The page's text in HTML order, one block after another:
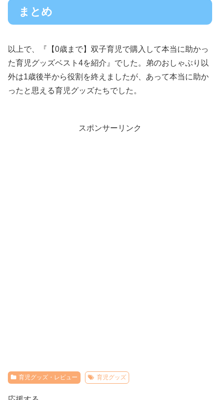
まとめ
以上で、『【0歳まで】双子育児で購入して本当に助かっ
た育児グッズベスト4を紹介』でした。弟のおしゃぶり以
外は1歳後半から役割を終えましたが、あって本当に助か
ったと思える育児グッズたちでした。
スポンサーリンク
育児グッズ・レビュー 育児グッズ